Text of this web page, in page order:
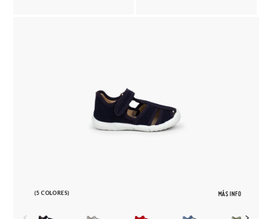
(5 COLORES) MÁS INFO